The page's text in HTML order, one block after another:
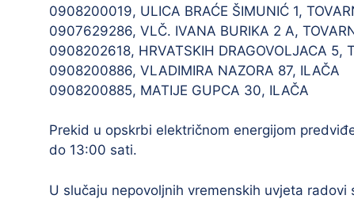
III. izmjene i dopune prostornog plana
uređenja Općine Tovarnik
0908200019, ULICA BRAĆE ŠIMUNIĆ 1,
0907629286, VLČ. IVANA BURIKA 2 A,
0908202618, HRVATSKIH DRAGOVOLJACA 5,
0908200886, VLADIMIRA NAZORA 87, ILAČA
0908200885, MATIJE GUPCA 30, ILAČA
Prekid u opskrbi električnom energijom
do 13:00 sati.
U slučaju nepovoljnih vremenskih uvjeta radovi